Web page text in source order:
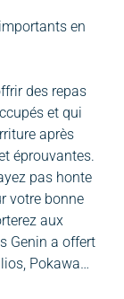
en
des repas
et qui
après
éprouvantes.
pas honte
votre bonne
aux
Genin a offert
Pokawa…